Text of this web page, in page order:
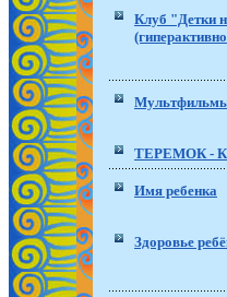
Клуб "Детки
ТЕРЕМОК -
Имя ребенка
Здоровье